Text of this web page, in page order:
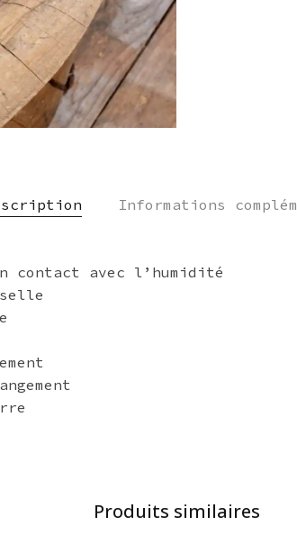
Informations
contact avec l’humidité
Produits similaires